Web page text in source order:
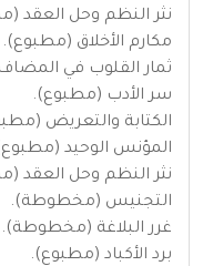
نثر النظم وحل العقد
مكارم الأخلاق (مطبوع).
ثمار القلوب في
سر الأدب (مطبوع).
الكتابة والتعريض
المؤنس الوحيد
نثر النظم وحل العقد
التجنيس (مخطوطة).
غرر البلاغة (مخطوطة).
برد الأكباد (مطبوع).